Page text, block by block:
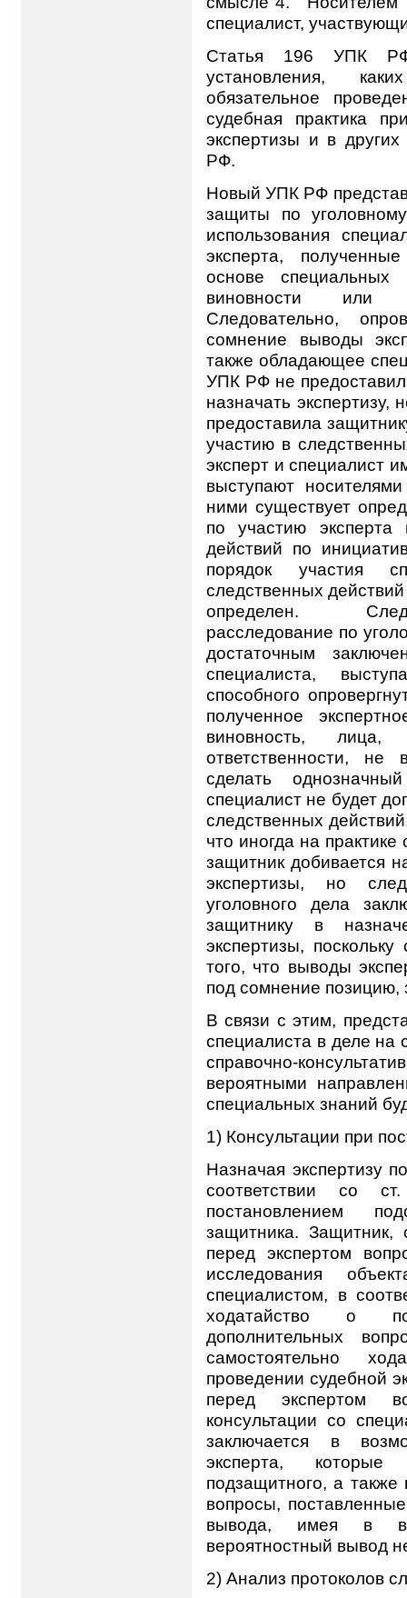
специалист,
Статья 196 УПК РФ
установления,
обязательное
судебная практика
экспертизы и в
РФ.
Новый УПК РФ
защиты по
использования
эксперта,
основе
виновности или
Следовательно,
сомнение выводы
также обладающее
УПК РФ не предоставил
назначать
предоставила
участию в
эксперт и специалист
выступают
ними существует
по участию эксперта
действий по
порядок участия
следственных
определен.
расследование по
достаточным
специалиста,
способного
полученное
виновность, лица,
ответственности,
сделать
специалист не будет
следственных
что иногда на
защитник добивается
экспертизы, но
уголовного дела
защитнику в
экспертизы,
того, что выводы
под сомнение позицию,
В связи с этим,
специалиста в деле на
справочно-
вероятными
специальных знаний
1) Консультации при
Назначая экспертизу
соответствии со
постановлением
защитника. Защитник,
перед экспертом
исследования
специалистом, в
ходатайство о
дополнительных
самостоятельно
проведении судебной
перед экспертом
консультации со
заключается в
эксперта,
подзащитного, а
вопросы,
вывода, имея в
вероятностный вывод
2) Анализ протоколов